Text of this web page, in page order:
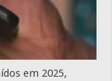
em 2025,